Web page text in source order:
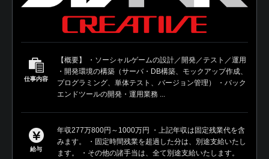
仕事内容
【概要】 ・ソーシャルゲームの設計／開発／テスト／運用
・開発環境の構築（サーバ・DB構築、モックアップ作成、
プログラミング、単体テスト、バージョン管理） ・バック
エンドツールの開発・運用業務 ...
給与
年収277万800円～1000万円 ・上記年収は固定残業代を含
みます。 ・固定時間残業を超過した分は、別途支給いたし
ます。 ・その他の諸手当は、全て別途支給いたします。